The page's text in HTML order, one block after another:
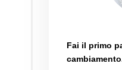
Fai il primo